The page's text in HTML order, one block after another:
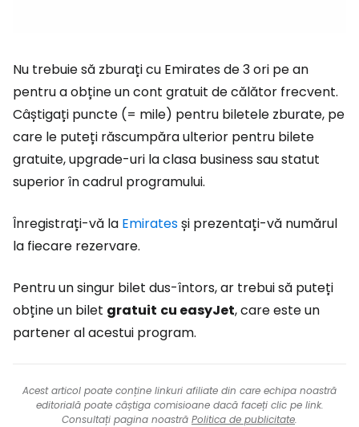
Nu trebuie să zburați cu Emirates de 3 ori pe an
pentru a obține un cont gratuit de călător frecvent.
Câștigați puncte (= mile) pentru biletele zburate, pe
care le puteți răscumpăra ulterior pentru bilete
gratuite, upgrade-uri la clasa business sau statut
superior în cadrul programului.
Înregistrați-vă la Emiratesși prezentați-vă numărul
la fiecare rezervare.
Pentru un singur bilet dus-întors, ar trebui să puteți
obține un bilet gratuit cu easyJet, care este un
partener al acestui program.
Acest articol poate conține linkuri afiliate din care echipa noastră
editorială poate câștiga comisioane dacă faceți clic pe link.
Consultați pagina noastră Politica de publicitate.